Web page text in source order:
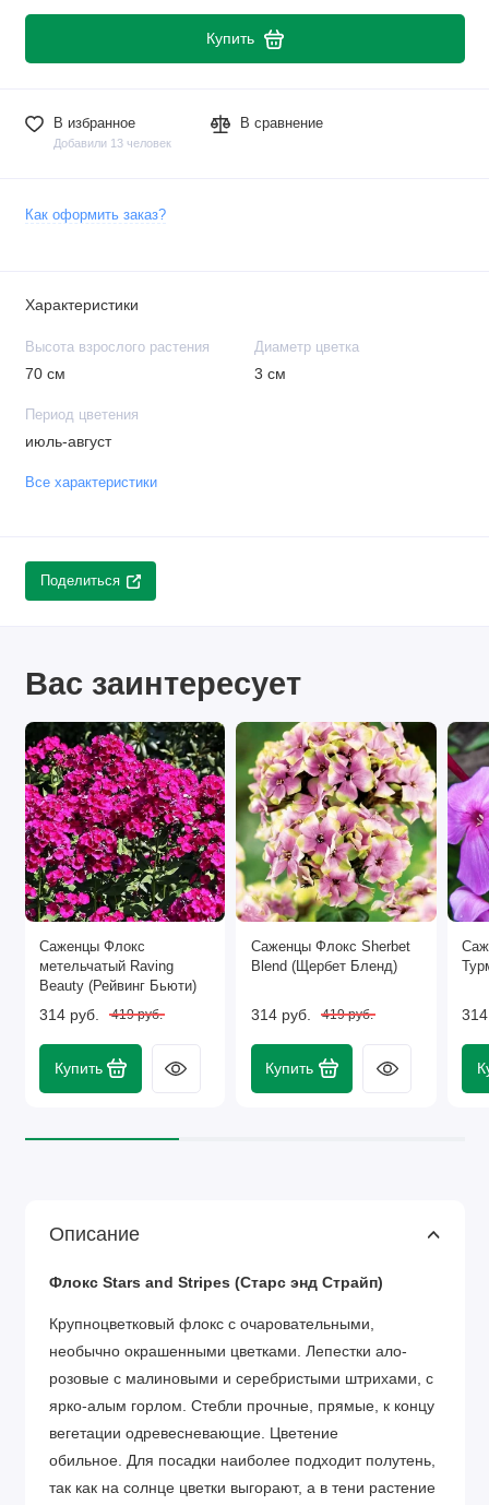
Купить
В избранное
Добавили 13 человек
В сравнение
Как оформить заказ?
Характеристики
Высота взрослого растения
70 см
Диаметр цветка
3 см
Период цветения
июль-август
Все характеристики
Поделиться
Вас заинтересует
Саженцы Флокс
метельчатый Raving
Beauty (Рейвинг Бьюти)
314 руб. 419 руб.
Купить
Саженцы Флокс Sherbet
Blend (Щербет Бленд)
314 руб. 419 руб.
Купить
Описание
Флокс Stars and Stripes (Старс энд Страйп)
Крупноцветковый флокс с очаровательными,
необычно окрашенными цветками. Лепестки ало-
розовые с малиновыми и серебристыми штрихами, с
ярко-алым горлом. Стебли прочные, прямые, к концу
вегетации одревесневающие. Цветение
обильное. Для посадки наиболее подходит полутень,
так как на солнце цветки выгорают, а в тени растение